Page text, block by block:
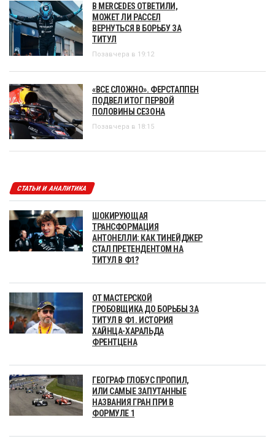
В MERCEDES ОТВЕТИЛИ,
МОЖЕТ ЛИ РАССЕЛ
ВЕРНУТЬСЯ В БОРЬБУ ЗА
ТИТУЛ
Позавчера в 19:12
«ВСЕ СЛОЖНО». ФЕРСТАППЕН
ПОДВЕЛ ИТОГ ПЕРВОЙ
ПОЛОВИНЫ СЕЗОНА
Позавчера в 18:15
СТАТЬИ И АНАЛИТИКА
ШОКИРУЮЩАЯ
ТРАНСФОРМАЦИЯ
АНТОНЕЛЛИ: КАК ТИНЕЙДЖЕР
СТАЛ ПРЕТЕНДЕНТОМ НА
ТИТУЛ В Ф1?
ОТ МАСТЕРСКОЙ
ГРОБОВЩИКА ДО БОРЬБЫ ЗА
ТИТУЛ В Ф1. ИСТОРИЯ
ХАЙНЦА-ХАРАЛЬДА
ФРЕНТЦЕНА
ГЕОГРАФ ГЛОБУС ПРОПИЛ,
ИЛИ САМЫЕ ЗАПУТАННЫЕ
НАЗВАНИЯ ГРАН ПРИ В
ФОРМУЛЕ 1